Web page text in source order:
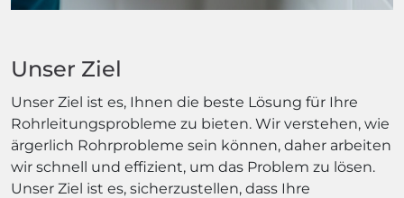
Unser Ziel
Unser Ziel ist es, Ihnen die beste Lösung für Ihre
Rohrleitungsprobleme zu bieten. Wir verstehen, wie
ärgerlich Rohrprobleme sein können, daher arbeiten
wir schnell und effizient, um das Problem zu lösen.
Unser Ziel ist es, sicherzustellen, dass Ihre